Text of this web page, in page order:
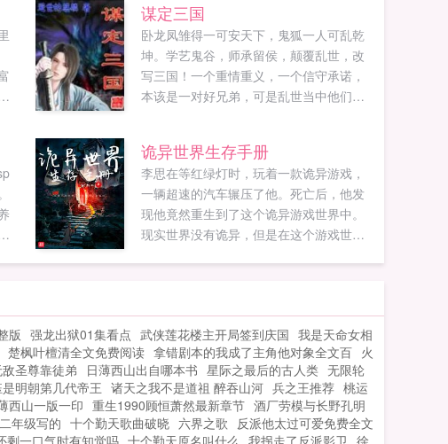
谋定三国
卧龙凤雏得一可安天下，鬼狐一人可乱乾
坤。学艺鬼谷，师承留侯，颠覆乱世，改
写三国！一个重情重义，一个信守承诺，
本该是一对好兄弟，可是乱世当中他们的
诡异世界生存手册
李思在等红绿灯时，玩着一款诡异游戏，
一辆超速的汽车辗压了他。死亡后，他发
现他竟然重生到了这个诡异游戏世界中。
现实世界没有诡异，但是在这个游戏世界
版 强龙出狱01集看点 武侠莲花楼主开局签到庆国 我是天命女相
楚枫叶檀清全文免费阅读 拿错剧本的我成了主角他对象全文百 火
圣尊靠徒弟 日薄西山出自哪本书 星际之最后的古人类 无限轮
明朝第几代帝王 诸天之我不是道祖 醉吞山河 兵之王推荐 桃运
西山一版一印 重生1990顾恒萧然最新章节 酒厂劳模与长野孔明
年级写的 十个勤天歌曲破晓 六界之歌 反派他太过可爱免费全文
剩一口气时有知觉吗 十个勤天原名叫什么 我拐走了反派影卫 徐